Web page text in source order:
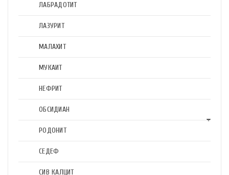
ЛАБРАДОТИТ
ЛАЗУРИТ
МАЛАХИТ
МУКАИТ
НЕФРИТ
ОБСИДИАН
РОДОНИТ
СЕДЕФ
СИВ КАЛЦИТ